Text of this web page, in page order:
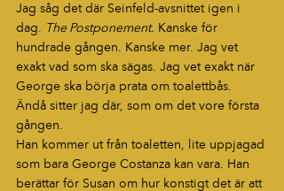
Jag såg det där Seinfeld-avsnittet igen i
dag. The Postponement. Kanske för
hundrade gången. Kanske mer. Jag vet
exakt vad som ska sägas. Jag vet exakt när
George ska börja prata om toalettbås.
Ändå sitter jag där, som om det vore första
gången.
Han kommer ut från toaletten, lite uppjagad
som bara George Costanza kan vara. Han
berättar för Susan om hur konstigt det är att